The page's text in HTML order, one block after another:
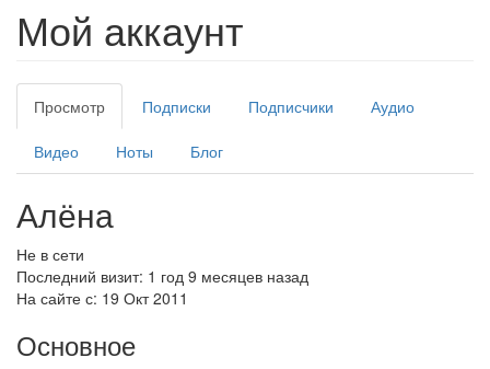
Мой аккаунт
Главные вкладки
Просмотр (активная
вкладка)
Подписки Подписчики Аудио
Видео Ноты Блог
Алёна
Не в сети
Последний визит: 1 год 9 месяцев назад
На сайте с: 19 Окт 2011
Основное